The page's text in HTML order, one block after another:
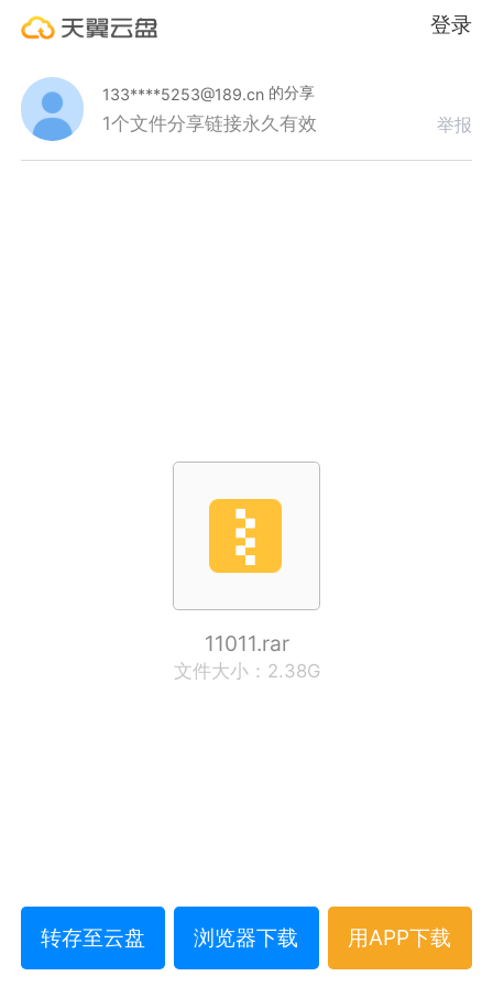
登录
133****5253@189.cn 的分享
1个文件分享链接永久有效 举报
11011.rar
文件大小：2.38G
转存至云盘 浏览器下载 用APP下载